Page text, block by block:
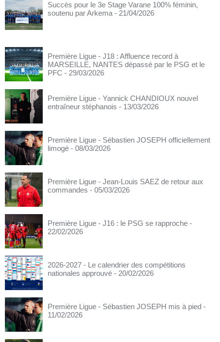
Succès pour le 3e Stage Varane 100% féminin,
soutenu par Arkema - 21/04/2026
Première Ligue - J18 : Affluence record à
MARSEILLE, NANTES dépassé par le PSG et le
PFC - 29/03/2026
Première Ligue - Yannick CHANDIOUX nouvel
entraîneur stéphanois - 13/03/2026
Première Ligue - Sébastien JOSEPH officiellement
limogé - 08/03/2026
Première Ligue - Jean-Louis SAEZ de retour aux
commandes - 05/03/2026
Première Ligue - J16 : le PSG se rapproche -
22/02/2026
2026-2027 - Le calendrier des compétitions
nationales approuvé - 20/02/2026
Première Ligue - Sébastien JOSEPH mis à pied -
11/02/2026